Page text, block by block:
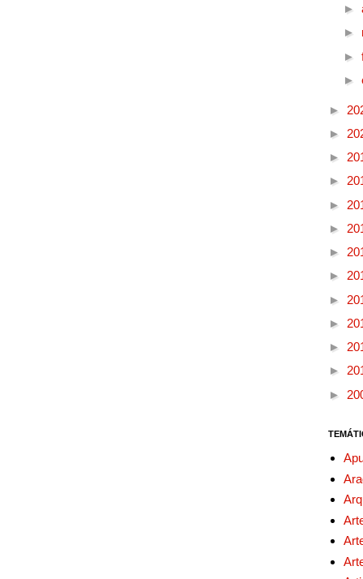
►
►
►
►
►
►
►
►
►
►
►
►
►
►
►
►
►